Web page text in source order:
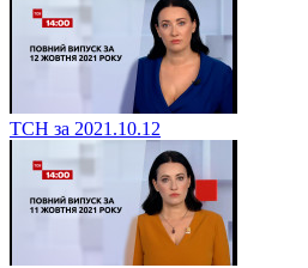
ТСН за 2021.10.12